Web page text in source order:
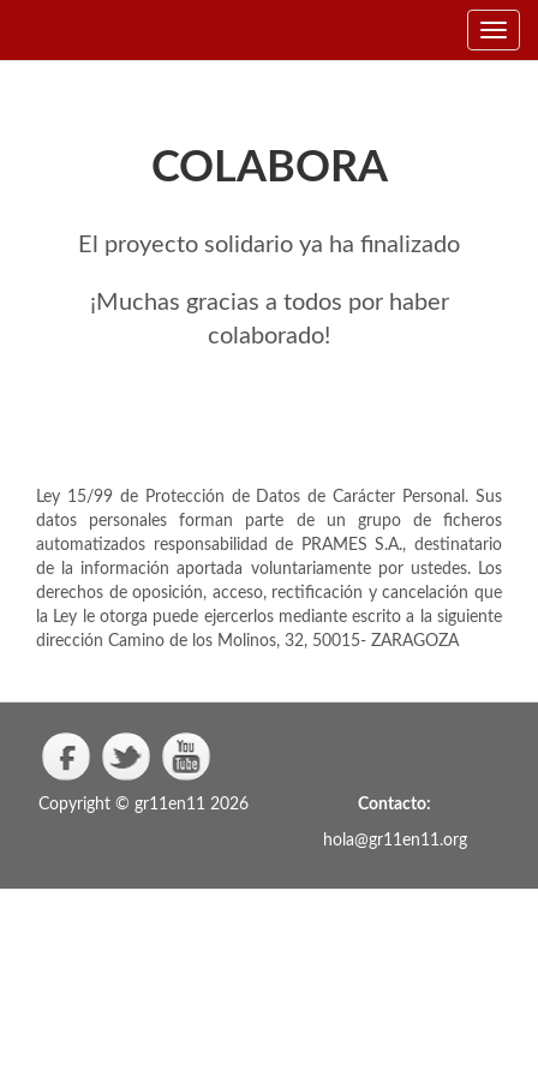
Toggle
COLABORA
El proyecto solidario ya ha finalizado
¡Muchas gracias a todos por haber
colaborado!
Ley 15/99 de Protección de Datos de Carácter Personal. Sus
datos personales forman parte de un grupo de ficheros
automatizados responsabilidad de PRAMES S.A., destinatario
de la información aportada voluntariamente por ustedes. Los
derechos de oposición, acceso, rectificación y cancelación que
la Ley le otorga puede ejercerlos mediante escrito a la siguiente
dirección Camino de los Molinos, 32, 50015- ZARAGOZA
Copyright © gr11en11 2026 Contacto:
hola@gr11en11.org